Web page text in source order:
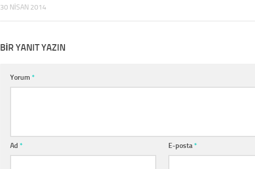
30 NISAN 2014
BIR YANIT YAZIN
Yorum *
Ad * E-posta*